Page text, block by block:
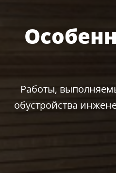
Работы,
обустройства